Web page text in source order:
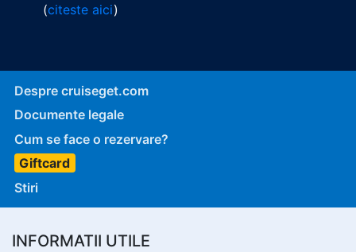
(citeste aici)
Despre cruiseget.com
Documente legale
Cum se face o rezervare?
Giftcard
Stiri
INFORMATII UTILE